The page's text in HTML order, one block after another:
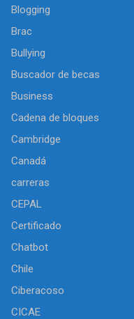
Blogging
Brac
Bullying
Buscador de becas
Business
Cadena de bloques
Cambridge
Canadá
carreras
CEPAL
Certificado
Chatbot
Chile
Ciberacoso
CICAE